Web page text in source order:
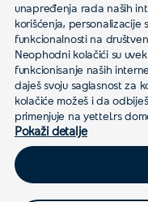
unapređenja rada naših
korišćenja, personalizacije
funkcionalnosti na
Neophodni kolačići su
funkcionisanje naših
daješ svoju saglasnost za
kolačiće možeš i da
primenjuje na yettel.rs
Pokaži detalje
Usluge
Podrška